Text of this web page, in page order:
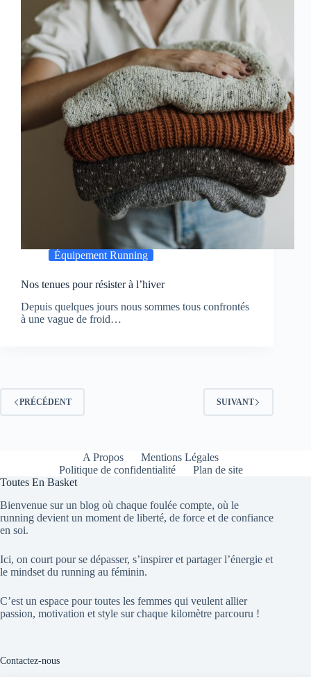
Équipement Running
Nos tenues pour résister à l’hiver
Depuis quelques jours nous sommes tous confrontés
à une vague de froid…
PRÉCÉDENT SUIVANT
A Propos
Mentions Légales
Politique de confidentialité
Plan de site
Toutes En Basket
Bienvenue sur un blog où chaque foulée compte, où le
running devient un moment de liberté, de force et de confiance
en soi.
Ici, on court pour se dépasser, s’inspirer et partager l’énergie et
le mindset du running au féminin.
C’est un espace pour toutes les femmes qui veulent allier
passion, motivation et style sur chaque kilomètre parcouru !
Contactez-nous